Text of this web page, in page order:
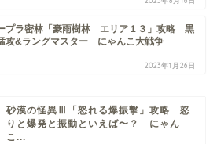
プラ密林「豪雨樹林 エリア１３」攻略 黒
攻&ラングマスター にゃんこ大戦争
2023年1月26日
砂漠の怪異Ⅲ「怒れる爆振撃」攻略 怒
りと爆発と振動といえば〜？ にゃん
こ...